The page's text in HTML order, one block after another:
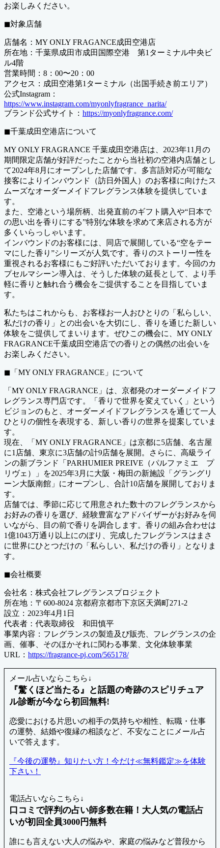
お楽しみください。
◼︎対象店舗
店舗名：MY ONLY FRAGANCE成田空港店
所在地：千葉県成田市成田国際空港 第1ターミナル中央ビ
ル4階
営業時間：8：00〜20：00
アクセス：成田空港第1ターミナル（出国手続き前エリア）
公式Instagram：
https://www.instagram.com/myonlyfragrance_narita/
ブランド公式サイト： https://myonlyfragrance.com/
◼︎千葉成田空港店について
MY ONLY FRAGRANCE 千葉成田空港店は、2023年11月の
期間限定店舗が好評だったことから当社初の空港内店舗とし
て2024年8月にオープンした店舗です。多言語対応が可能な
接客によりインバウンド（訪日外国人）のお客様に向けたス
ムーズなオーダーメイドフレグランス体験を提供していま
す。
また、空港という場所柄、出発直前のギフト購入や“日本で
の思い出を香りにする”特別な体験を求めて来店される方が
多くいらっしゃいます。
インバウンドのお客様には、同店で展開している“空をテー
マにした香り”シリーズが人気です。香りのストーリー性を
重視されるお客様にもご好評いただいております。今回のカ
プセルマシーン導入は、そうした体験の延長として、より手
軽に香りと触れ合う機会をご提供することを目指していま
す。
私たちはこれからも、お客様お一人おひとりの「私らしい、
私だけの香り」との出会いを大切にし、香りを通じた新しい
体験をご提供してまいります。ぜひこの機会に、MY ONLY
FRAGRANCE千葉成田空港店での香りとの偶然の出会いを
お楽しみください。
◼︎「MY ONLY FRAGRANCE」について
「MY ONLY FRAGRANCE」は、京都発のオーダーメイドフ
レグランス専門店です。「香りで世界を変えていく」という
ビジョンのもと、オーダーメイドフレグランスを通じて一人
ひとりの個性を表現する、新しい香りの世界を提案していま
す。
現在、「MY ONLY FRAGRANCE」は京都に5店舗、名古屋
に1店舗、東京に3店舗の計9店舗を展開。さらに、高級ライ
ンの新ブランド「PARHUMIER PREIVE（パルファミエ プ
リヴェ）」を2025年3月に大阪・梅田の新施設「グラングリ
ーン大阪南館」にオープンし、合計10店舗を展開しておりま
す。
店舗では、季節に応じて用意された数十のフレグランスから
お好みの香りを選び、経験豊富なアドバイザーがお好みを伺
いながら、目の前で香りを調合します。香りの組み合わせは
1億1043万通り以上にのぼり、完成したフレグランスはまさ
に世界にひとつだけの「私らしい、私だけの香り」となりま
す。
◼︎会社概要
会社名：株式会社フレグランスプロジェクト
所在地：〒600-8024 京都府京都市下京区天満町271-2
設立：2023年4月1日
代表者：代表取締役 和田慎平
事業内容：フレグランスの製造及び販売、フレグランスの企
画、催事、そのほかそれに関わる事業、文化体験事業
URL： https://fragrance-pj.com/565178/
メール占いならこちら↓
『驚くほど当たる』と話題の奇跡のスピリチュア
ル診断が今なら初回無料!
恋愛における片思いの相手の気持ちや相性、転職・仕事
の運勢、結婚や復縁の相談など、不安なことにメール占
いで答えます。
『今後の運勢』知りたい方！今だけ≪無料鑑定≫を体験
下さい！
電話占いならこちら↓
口コミで評判の占い師多数在籍！大人気の電話占
いが初回全員3000円無料
誰にも言えない大人の悩みや、家庭の悩みなど普段から